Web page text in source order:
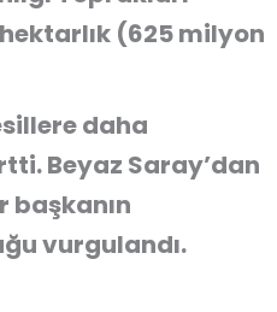
(625 milyon
daha
Beyaz Saray’dan
vurgulandı.